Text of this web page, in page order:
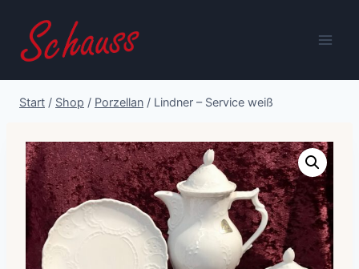
Inhalt
springen
Start / Shop / Porzellan / Lindner – Service weiß